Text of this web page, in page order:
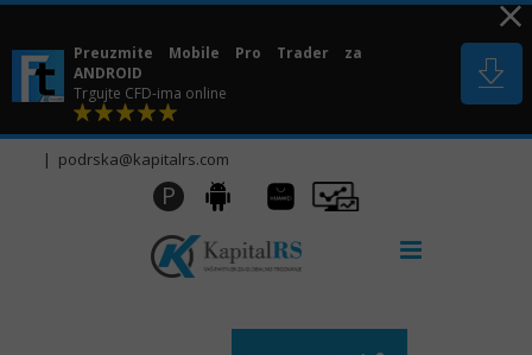
Skip
content
Preuzmite Mobile Pro Trader za
ANDROID
Trgujte CFD-ima online
| podrska@kapitalrs.com
P Android
Huawei
AppGallery
Pro
Trader